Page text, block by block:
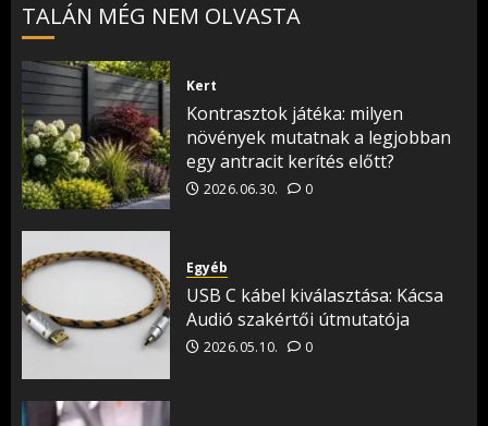
TALÁN MÉG NEM OLVASTA
Kert
Kontrasztok játéka: milyen
növények mutatnak a legjobban
egy antracit kerítés előtt?
2026.06.30. 0
Egyéb
USB C kábel kiválasztása: Kácsa
Audió szakértői útmutatója
2026.05.10. 0